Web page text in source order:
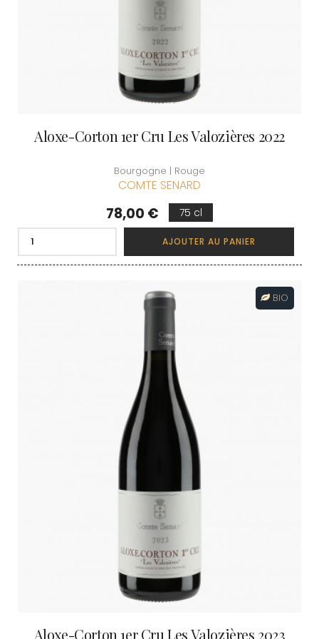
Aloxe-Corton 1er Cru Les Valozières 2022
Bourgogne | Rouge
COMTE SENARD
Prix
78,00 € 75 cl
AJOUTER AU PANIER
BIO
Aloxe-Corton 1er Cru Les Valozières 2023